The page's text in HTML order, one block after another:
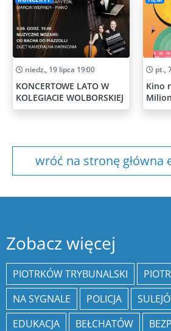
niedz., 19 lipca 19:00
KONCERTOWE LATO W
KOLEGIACIE WOLBORSKIEJ
pt.,
Kino
wróć na stronę główna
Zobacz więcej
PIOTRKÓW TRYBUNALSKI
NA SYGNALE
POLICJA
EDUKACJA
BEŁCHATÓW